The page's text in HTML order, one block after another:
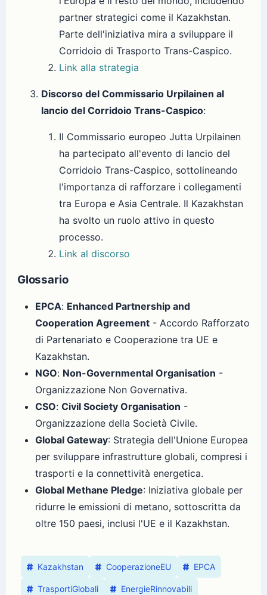
partner strategici come il Kazakhstan.
Parte dell'iniziativa mira a sviluppare il
Corridoio di Trasporto Trans-Caspico.
Link alla strategia
Discorso del Commissario Urpilainen al
lancio del Corridoio Trans-Caspico:
Il Commissario europeo Jutta Urpilainen
ha partecipato all'evento di lancio del
Corridoio Trans-Caspico, sottolineando
l'importanza di rafforzare i collegamenti
tra Europa e Asia Centrale. Il Kazakhstan
ha svolto un ruolo attivo in questo
processo.
Link al discorso
Glossario
EPCA: Enhanced Partnership and
Cooperation Agreement - Accordo Rafforzato
di Partenariato e Cooperazione tra UE e
Kazakhstan.
NGO: Non-Governmental Organisation -
Organizzazione Non Governativa.
CSO: Civil Society Organisation -
Organizzazione della Società Civile.
Global Gateway: Strategia dell'Unione Europea
per sviluppare infrastrutture globali, compresi i
trasporti e la connettività energetica.
Global Methane Pledge: Iniziativa globale per
ridurre le emissioni di metano, sottoscritta da
oltre 150 paesi, inclusi l'UE e il Kazakhstan.
Kazakhstan CooperazioneEU EPCA
TrasportiGlobali EnergieRinnovabili